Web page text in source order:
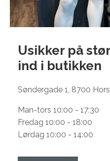
Usikker på
ind i butikken
Søndergade 1, 8700
Man-tors 10:00 - 17:30
Fredag 10:00 - 18:00
Lørdag 10:00 - 14:00